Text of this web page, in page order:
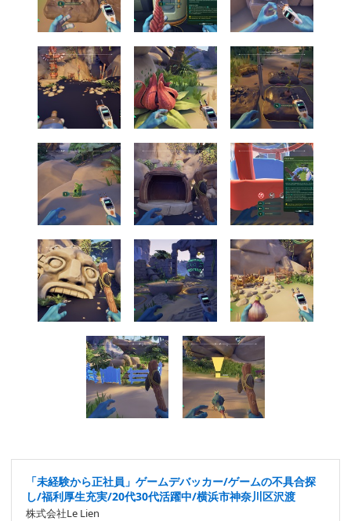
「未経験から正社員」ゲームデバッカー/ゲームの不具合探
し/福利厚生充実/20代30代活躍中/横浜市神奈川区沢渡
株式会社Le Lien